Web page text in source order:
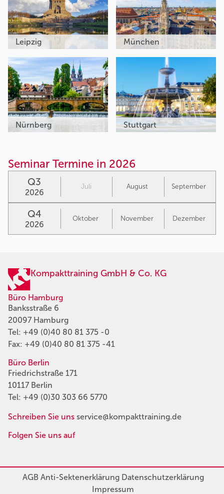
Leipzig München
Nürnberg Stuttgart
Seminar Termine in 2026
Q3
2026
Juli August September
Q4
2026
Oktober November Dezember
Kompakttraining GmbH & Co. KG
Büro Hamburg
Banksstraße 6
20097 Hamburg
Tel: +49 (0)40 80 81 375 -0
Fax: +49 (0)40 80 81 375 -41
Büro Berlin
Friedrichstraße 171
10117 Berlin
Tel: +49 (0)30 303 66 5770
Schreiben Sie uns service@kompakttraining.de
Folgen Sie uns auf
AGBAnti-SektenerklärungDatenschutzerklärung
Impressum